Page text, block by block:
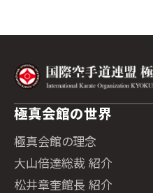
極真会館の世界
極真会館の理念
大山倍達総裁 紹介
松井章奎館長 紹介